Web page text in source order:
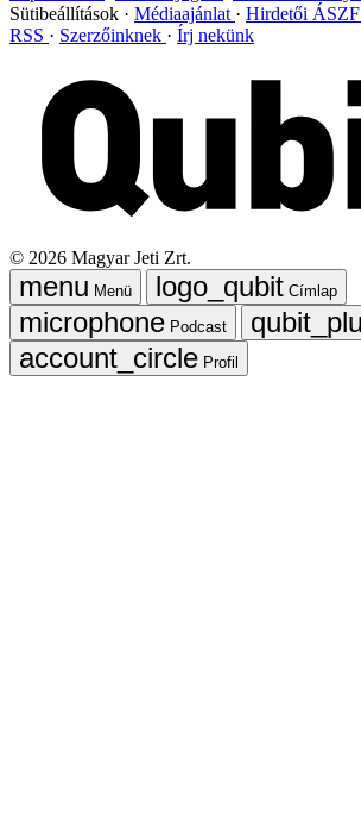
Sütibeállítások
Médiaajánlat Hirdetői ÁSZF
RSS
Szerzőinknek Írj nekünk
© 2026 Magyar Jeti Zrt.
Menü
Címlap
Podcast
Profil